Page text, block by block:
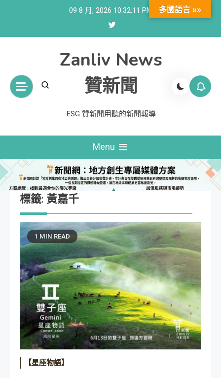
09 8 月, 2026 10:32:11 PM
Zanliv News
贊新聞
ESG 贊新聞用聽的新聞報導
Menu
標籤: 黃嘉千
1 MIN READ
【星座物語】
多國語言 »»